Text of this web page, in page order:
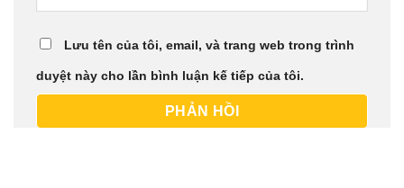
Lưu tên của tôi, email, và trang web trong trình
duyệt này cho lần bình luận kế tiếp của tôi.